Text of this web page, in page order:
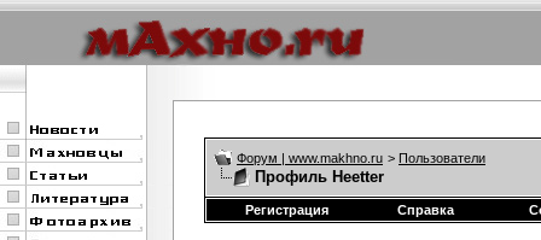
Форум | www.makhno.ru > Пользователи
Профиль Heetter
Регистрация Справка